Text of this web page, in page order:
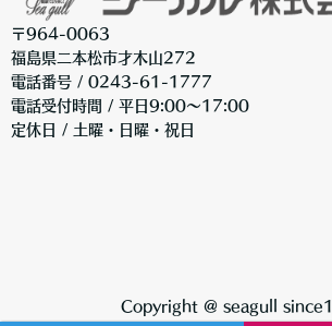
〒964-0063
福島県二本松市才木山272
電話番号 / 0243-61-1777
電話受付時間 / 平日9:00〜17:00
定休日 / 土曜・日曜・祝日
Copyright @ seagull